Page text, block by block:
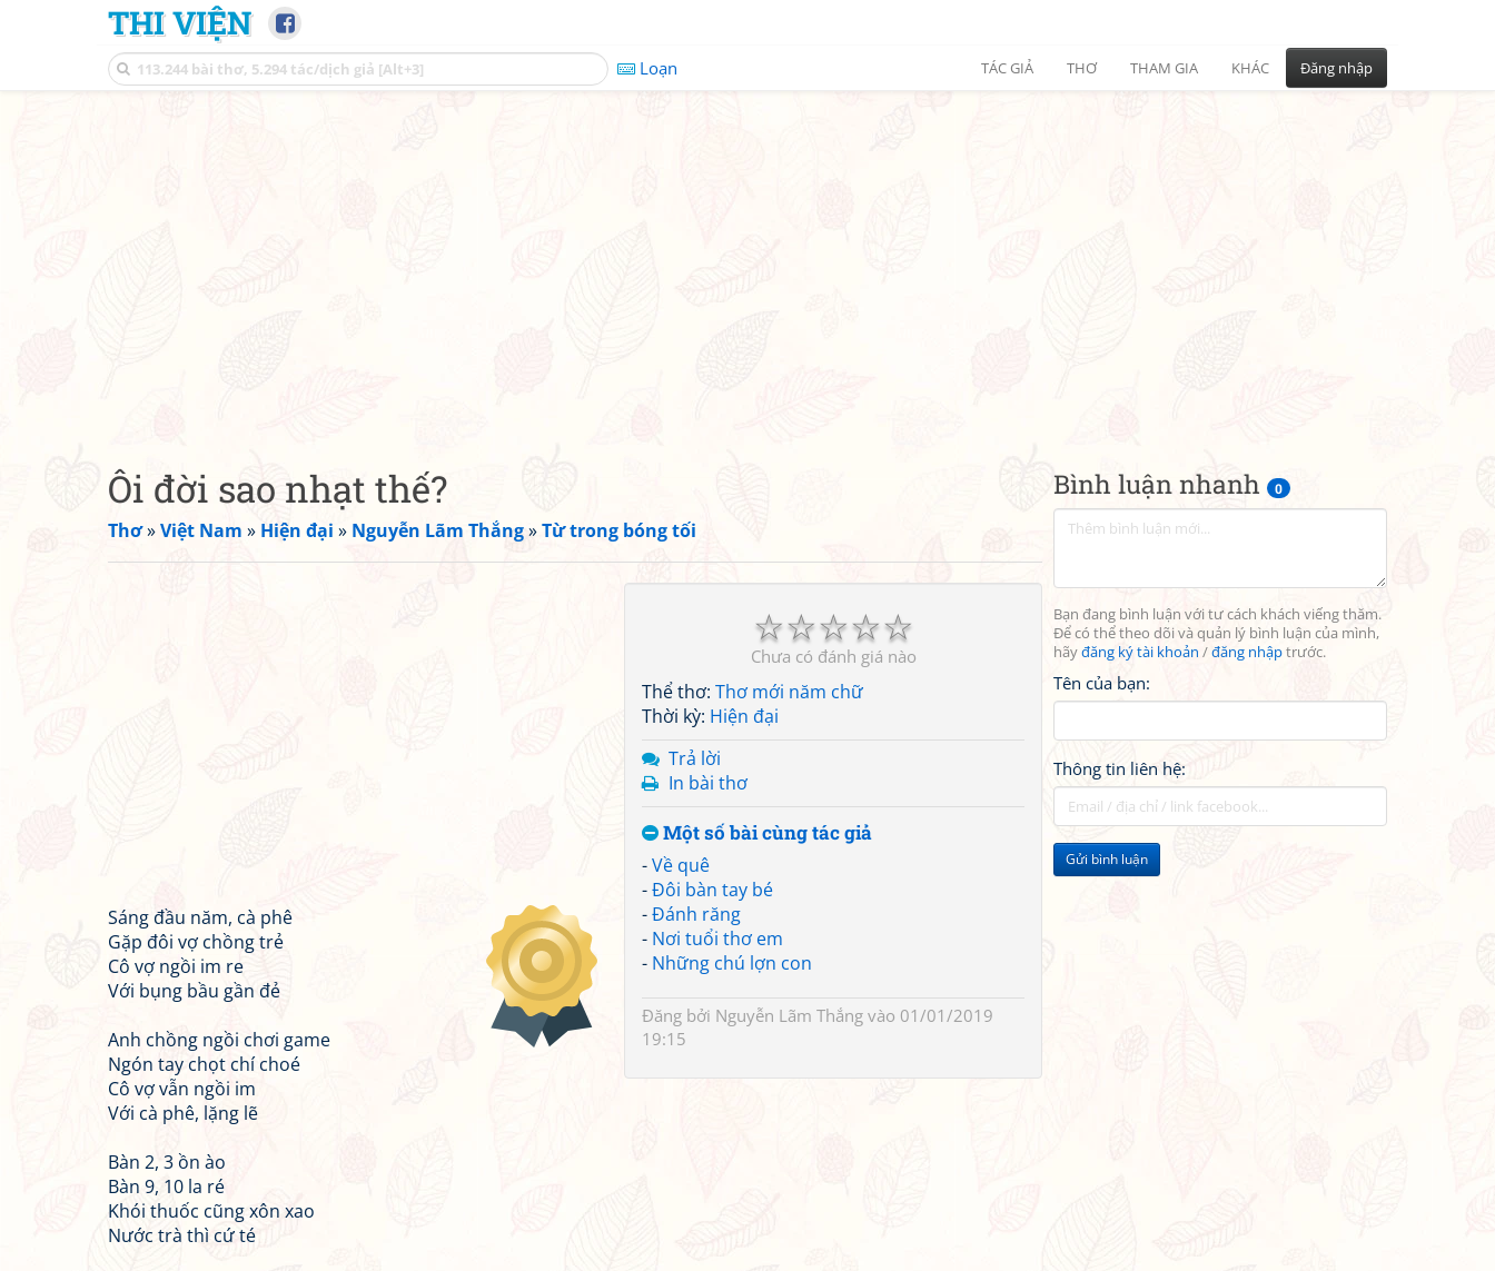
THI VIỆN
Loạn TÁC GIẢ THƠ THAM GIA KHÁC Đăng nhập
Bình luận nhanh 0
Bạn đang bình luận với tư cách khách viếng thăm.
Để có thể theo dõi và quản lý bình luận của mình,
hãyđăng ký tài khoản /đăng nhậptrước.
Tên của bạn:
Thông tin liên hệ:
Gửi bình luận
Ôi đời sao nhạt thế?
Thơ»Việt Nam » Hiện đại » Nguyễn Lãm Thắng»Từ trong bóng tối
☆
☆
☆
☆
☆
Chưa có đánh giá nào
Thể thơ: Thơ mới năm chữ
Thời kỳ: Hiện đại
Trả lời
In bài thơ
Một số bài cùng tác giả
-Về quê
-Đôi bàn tay bé
-Đánh răng
- Nơi tuổi thơ em
- Những chú lợn con
Đăng bởi Nguyễn Lãm Thắng vào 01/01/2019
19:15
Sáng đầu năm, cà phê
Gặp đôi vợ chồng trẻ
Cô vợ ngồi im re
Với bụng bầu gần đẻ
Anh chồng ngồi chơi game
Ngón tay chọt chí choé
Cô vợ vẫn ngồi im
Với cà phê, lặng lẽ
Bàn 2, 3 ồn ào
Bàn 9, 10 la ré
Khói thuốc cũng xôn xao
Nước trà thì cứ té